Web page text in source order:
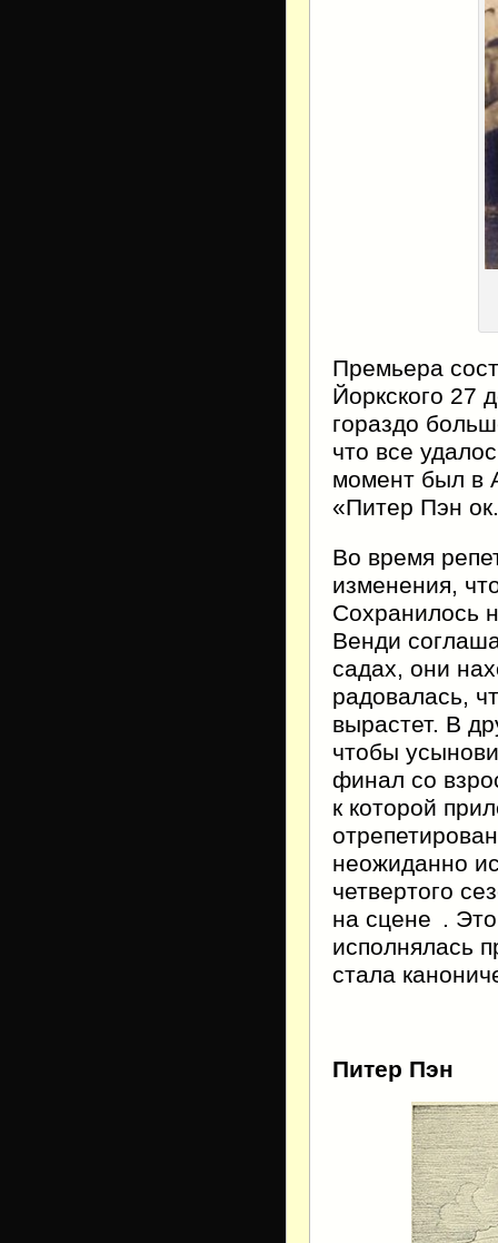
Премьера
Йоркского 27
гораздо
что все
момент был в
«Питер Пэн
Во время
изменения,
Сохранилось
Венди
садах, они
радовалась,
вырастет. В
чтобы
финал со
к которой
неожиданно
четвертого
на сцене .
исполнялась
стала
Питер Пэн